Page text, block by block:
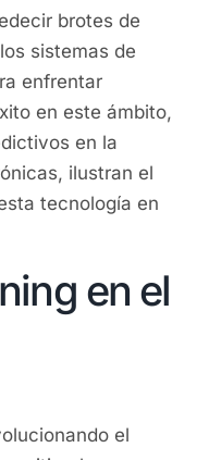
brotes de
sistemas de
enfrentar
en este ámbito,
en la
ilustran el
tecnología en
en el
el